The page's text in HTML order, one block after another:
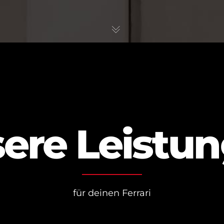
für deinen Ferrari